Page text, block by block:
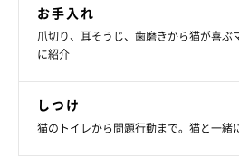
――飼い主さんによると、お家で飼わ
ボールを打ち返す遊びをするのはとら
原先生：
お手入れ
爪切り、耳そうじ、歯磨きから猫が喜ぶ
に紹介
しつけ
猫のトイレから問題行動まで。猫と一緒